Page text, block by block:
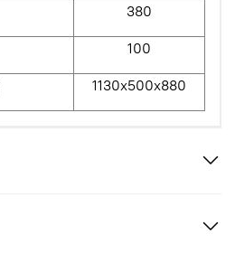
380
100
1130х500х880